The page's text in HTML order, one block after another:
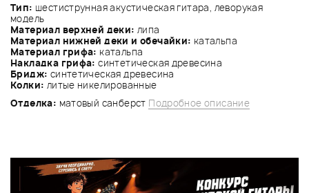
Тип: шестиструнная акустическая гитара, леворукая
модель
Материал верхней деки: липа
Материал нижней деки и обечайки: катальпа
Материал грифа: катальпа
Накладка грифа:синтетическая древесина
Бридж: синтетическая древесина
Колки: литые никелированные
Отделка: матовый санберст Подробное описание